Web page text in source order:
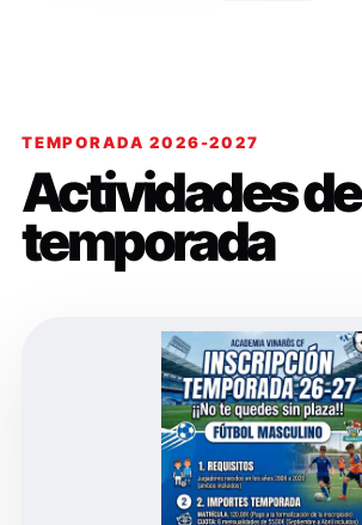
TEMPORADA 2026-2027
Actividades de
temporada